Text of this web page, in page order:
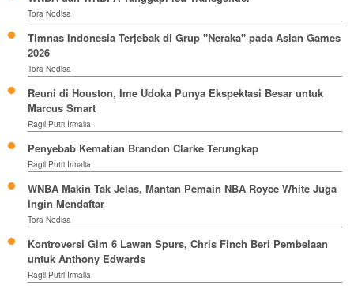
Tora Nodisa
Timnas Indonesia Terjebak di Grup "Neraka" pada Asian Games
2026
Tora Nodisa
Reuni di Houston, Ime Udoka Punya Ekspektasi Besar untuk
Marcus Smart
Ragil Putri Irmalia
Penyebab Kematian Brandon Clarke Terungkap
Ragil Putri Irmalia
WNBA Makin Tak Jelas, Mantan Pemain NBA Royce White Juga
Ingin Mendaftar
Tora Nodisa
Kontroversi Gim 6 Lawan Spurs, Chris Finch Beri Pembelaan
untuk Anthony Edwards
Ragil Putri Irmalia